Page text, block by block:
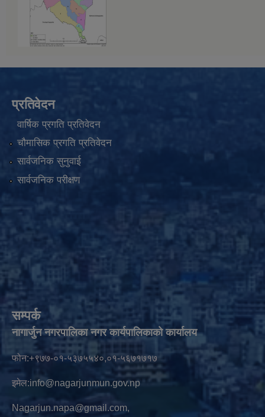
प्रतिवेदन
वार्षिक प्रगति प्रतिवेदन
चौमासिक प्रगति प्रतिवेदन
सार्वजनिक सुनुवाई
सार्वजनिक परीक्षण
सम्पर्क
नागार्जुन नगरपालिका नगर कार्यपालिकाको कार्यालय
फोन:+९७७-०१-५३७५५४०,०१-५६७१७१७
इमेल:info@nagarjunmun.gov.np
Nagarjun.napa@gmail.com,